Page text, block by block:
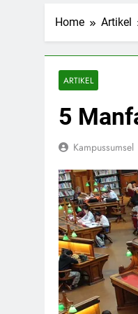
Home Artikel
ARTIKEL
5
Kampussumsel